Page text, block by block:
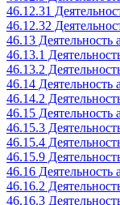
46.12.31
46.12.32
46.13 Деятельность
46.13.1
46.13.2
46.14
46.14.2
46.15
46.15.3
46.15.4
46.15.9
46.16
46.16.2
46.16.3